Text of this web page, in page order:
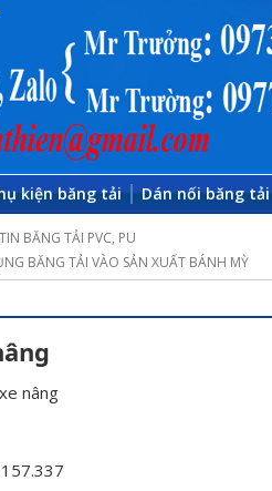
kiện băng tải Dán nối băng tải
BĂNG TẢI PVC, PU
BĂNG TẢI VÀO SẢN XUẤT BÁNH MỲ
nâng